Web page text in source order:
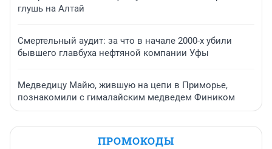
глушь на Алтай
Смертельный аудит: за что в начале 2000-х убили
бывшего главбуха нефтяной компании Уфы
Медведицу Майю, жившую на цепи в Приморье,
познакомили с гималайским медведем Фиником
ПРОМОКОДЫ